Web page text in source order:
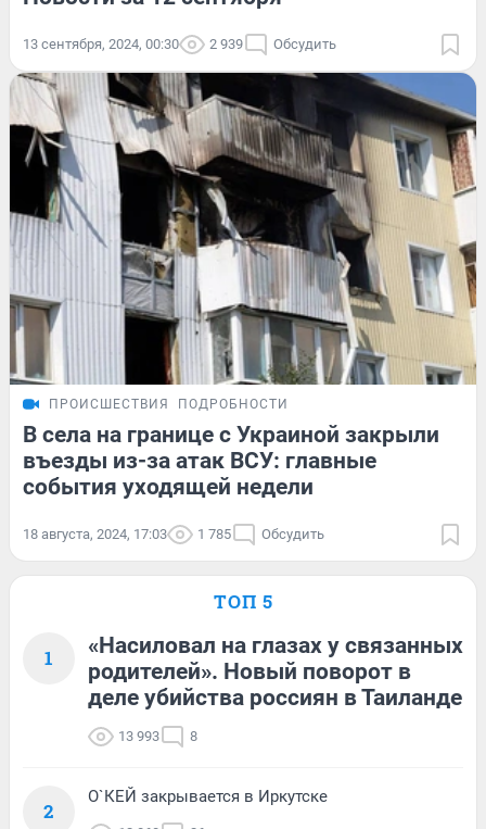
13 сентября, 2024, 00:30 2 939 Обсудить
ПРОИСШЕСТВИЯ ПОДРОБНОСТИ
В села на границе с Украиной закрыли
въезды из-за атак ВСУ: главные
события уходящей недели
18 августа, 2024, 17:03 1 785 Обсудить
ТОП 5
1
«Насиловал на глазах у связанных
родителей». Новый поворот в
деле убийства россиян в Таиланде
13 993 8
2
О`КЕЙ закрывается в Иркутске